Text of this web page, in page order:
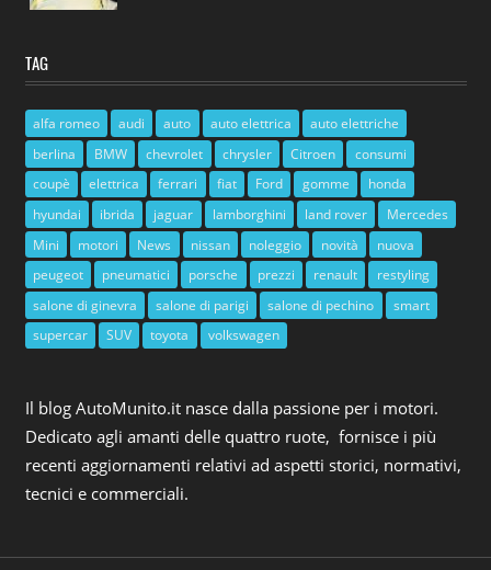
TAG
alfa romeo audi auto auto elettrica
auto elettriche
berlina
BMW chevrolet chrysler Citroen
consumi
coupè
elettrica ferrari fiat Ford gomme
honda
hyundai
ibrida jaguar lamborghini land rover
Mercedes
Mini
motori News nissan noleggio novità
nuova
peugeot
pneumatici porsche prezzi renault
restyling
salone di ginevra
salone di parigi salone di pechino
smart
supercar
SUV toyota volkswagen
Il blog AutoMunito.it nasce dalla passione per i motori.
Dedicato agli amanti delle quattro ruote, fornisce i più
recenti aggiornamenti relativi ad aspetti storici, normativi,
tecnici e commerciali.